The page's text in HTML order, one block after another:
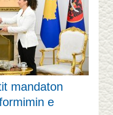
mandaton
e